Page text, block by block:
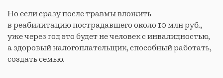
Но если сразу после травмы вложить
в реабилитацию пострадавшего около 10 млн руб.,
уже через год это будет не человек с инвалидностью,
а здоровый налогоплательщик, способный работать,
создать семью.